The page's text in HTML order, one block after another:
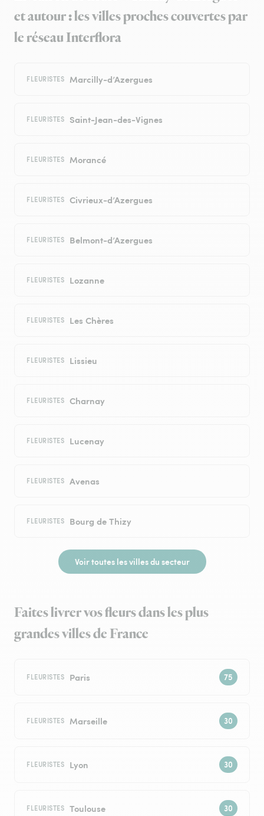
et autour : les villes proches couvertes par
le réseau Interflora
FLEURISTES Marcilly-d’Azergues
FLEURISTES Saint-Jean-des-Vignes
FLEURISTES Morancé
FLEURISTES Civrieux-d’Azergues
FLEURISTES Belmont-d’Azergues
FLEURISTES Lozanne
FLEURISTES Les Chères
FLEURISTES Lissieu
FLEURISTES Charnay
FLEURISTES Lucenay
FLEURISTES Avenas
FLEURISTES Bourg de Thizy
Voir toutes les villes du secteur
Faites livrer vos fleurs dans les plus
grandes villes de France
FLEURISTES Paris
FLEURISTES Marseille
FLEURISTES Lyon
FLEURISTES Toulouse